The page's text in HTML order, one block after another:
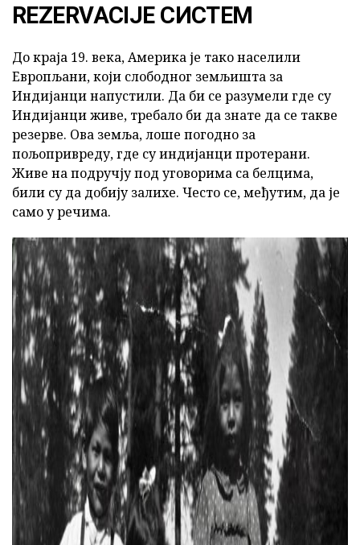
REZERVACIJE СИСТЕМ
До краја 19. века, Америка је тако населили
Европљани, који слободног земљишта за
Индијанци напустили. Да би се разумели где су
Индијанци живе, требало би да знате да се такве
резерве. Ова земља, лоше погодно за
пољопривреду, где су индијанци протерани.
Живе на подручју под уговорима са белцима,
били су да добију залихе. Често се, међутим, да је
само у речима.